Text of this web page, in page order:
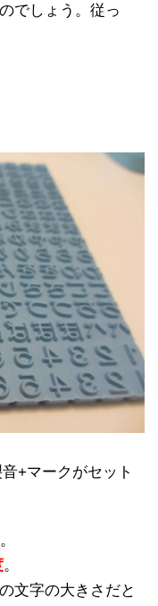
でしょう。従っ
+マークがセット
。
文字の大きさだと